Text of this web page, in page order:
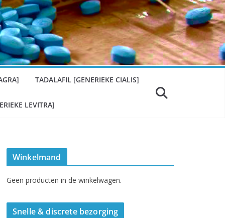
TADALAFIL [GENERIEKE CIALIS]
LEVITRA]
Winkelmand
Geen producten in de winkelwagen.
Snelle & discrete bezorging